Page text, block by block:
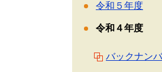
令和５年度
令和４年度
バックナン